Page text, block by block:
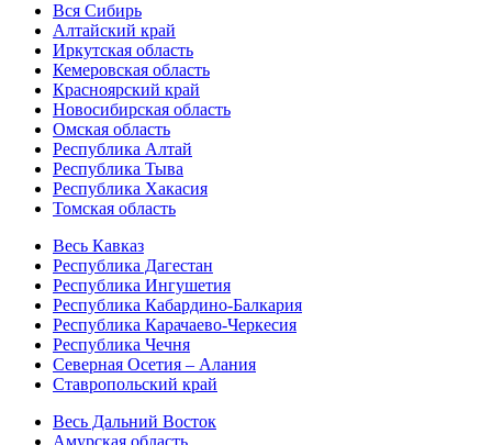
Вся Сибирь
Алтайский край
Иркутская область
Кемеровская область
Красноярский край
Новосибирская область
Омская область
Республика Алтай
Республика Тыва
Республика Хакасия
Томская область
Весь Кавказ
Республика Дагестан
Республика Ингушетия
Республика Кабардино-Балкария
Республика Карачаево-Черкесия
Республика Чечня
Северная Осетия – Алания
Ставропольский край
Весь Дальний Восток
Амурская область